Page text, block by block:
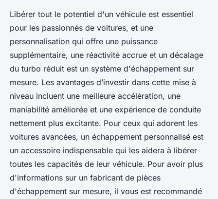
Libérer tout le potentiel d'un véhicule est essentiel
pour les passionnés de voitures, et une
personnalisation qui offre une puissance
supplémentaire, une réactivité accrue et un décalage
du turbo réduit est un système d'échappement sur
mesure. Les avantages d’investir dans cette mise à
niveau incluent une meilleure accélération, une
maniabilité améliorée et une expérience de conduite
nettement plus excitante. Pour ceux qui adorent les
voitures avancées, un échappement personnalisé est
un accessoire indispensable qui les aidera à libérer
toutes les capacités de leur véhicule. Pour avoir plus
d'informations sur un fabricant de pièces
d'échappement sur mesure, il vous est recommandé